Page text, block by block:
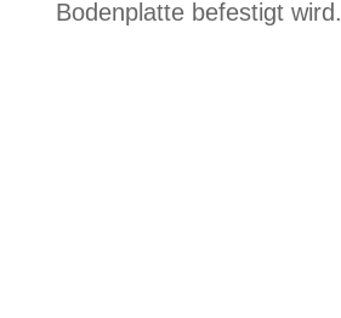
Bodenplatte befestigt wird.